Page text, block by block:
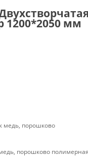
1200*2050 мм
медь, порошково
порошково